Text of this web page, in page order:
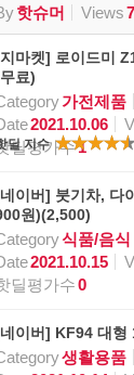
핫슈머 Views
마켓] 로이드미
료)
가전제품
2021.10.06
딜평가수1
딜 지수
이버] 붓기차, 다
원)(2,500)
식품/음식
2021.10.15
딜평가수0
이버] KF94 대형
생활용품